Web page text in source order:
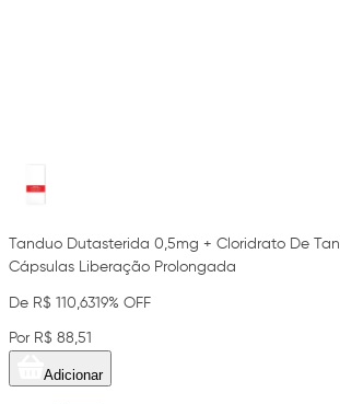
Tanduo Dutasterida 0,5mg + Cloridrato De
Cápsulas Liberação Prolongada
De R$ 110,6319% OFF
Por R$ 88,51
Adicionar